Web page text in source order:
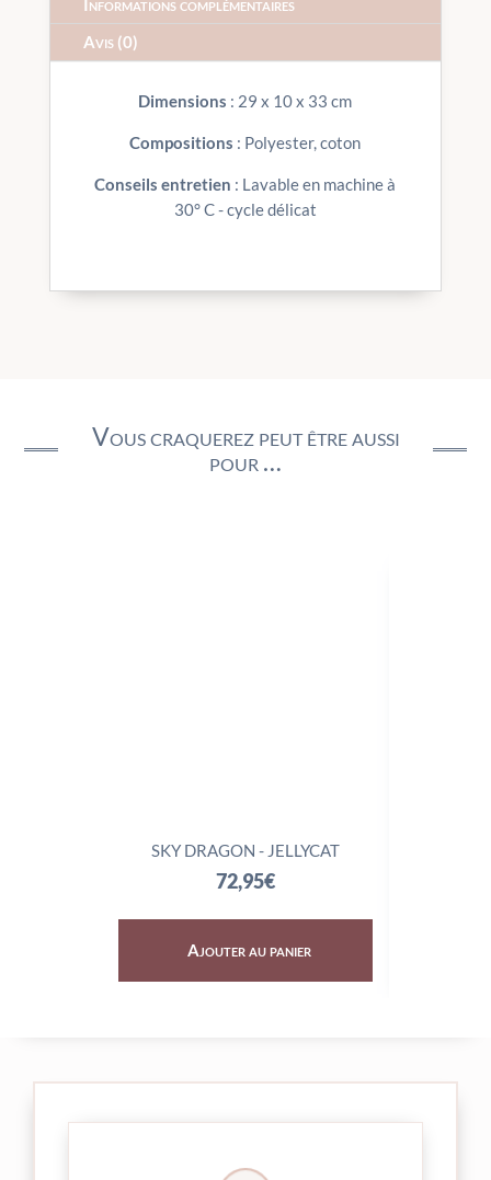
Informations complémentaires
Avis (0)
Dimensions : 29 x 10 x 33 cm
Compositions : Polyester, coton
Conseils entretien : Lavable en machine à
30° C - cycle délicat
Vous craquerez peut être aussi
pour …
SKY DRAGON - JELLYCAT
72,95€
Ajouter au panier